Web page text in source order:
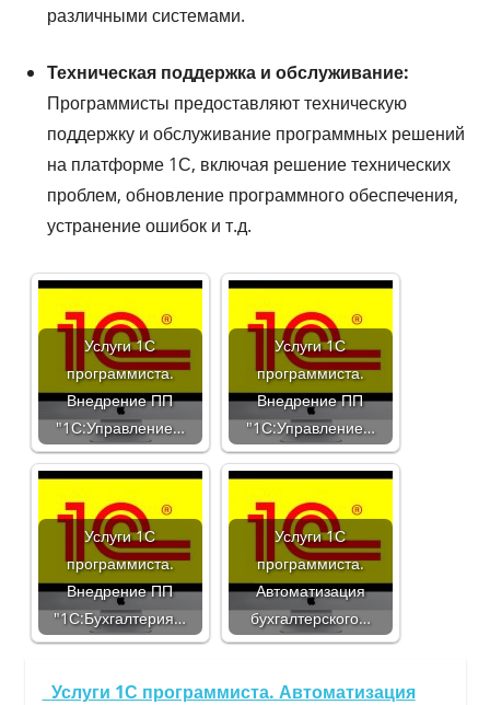
различными системами.
Техническая поддержка и обслуживание:
Программисты предоставляют техническую
поддержку и обслуживание программных решений
на платформе 1С, включая решение технических
проблем, обновление программного обеспечения,
устранение ошибок и т.д.
Услуги 1С
программиста.
Внедрение ПП
"1С:Управление…
Услуги 1С
программиста.
Внедрение ПП
"1С:Управление…
Услуги 1С
программиста.
Внедрение ПП
"1С:Бухгалтерия…
Услуги 1С
программиста.
Автоматизация
бухгалтерского…
Услуги 1С программиста. Автоматизация